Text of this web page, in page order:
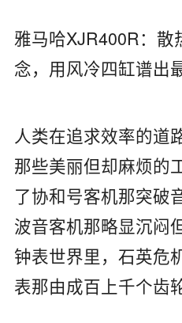
雅马哈XJR400R：
念，用风冷四缸谱出
人类在追求效率的道
那些美丽但却麻烦的
了协和号客机那突破
波音客机那略显沉闷
钟表世界里，石英危
表那由成百上千个齿